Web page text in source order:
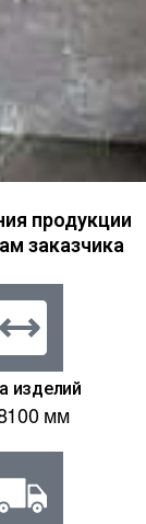
продукции
заказчика
изделий
мм